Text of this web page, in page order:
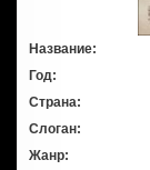
Название:
Год:
Страна:
Слоган:
Жанр: